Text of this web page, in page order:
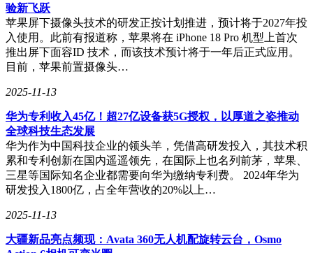
验新飞跃
苹果屏下摄像头技术的研发正按计划推进，预计将于2027年投
入使用。此前有报道称，苹果将在 iPhone 18 Pro 机型上首次
推出屏下面容ID 技术，而该技术预计将于一年后正式应用。
目前，苹果前置摄像头…
2025-11-13
华为专利收入45亿！超27亿设备获5G授权，以厚道之姿推动
全球科技生态发展
华为作为中国科技企业的领头羊，凭借高研发投入，其技术积
累和专利创新在国内遥遥领先，在国际上也名列前茅，苹果、
三星等国际知名企业都需要向华为缴纳专利费。 2024年华为
研发投入1800亿，占全年营收的20%以上…
2025-11-13
大疆新品亮点频现：Avata 360无人机配旋转云台，Osmo